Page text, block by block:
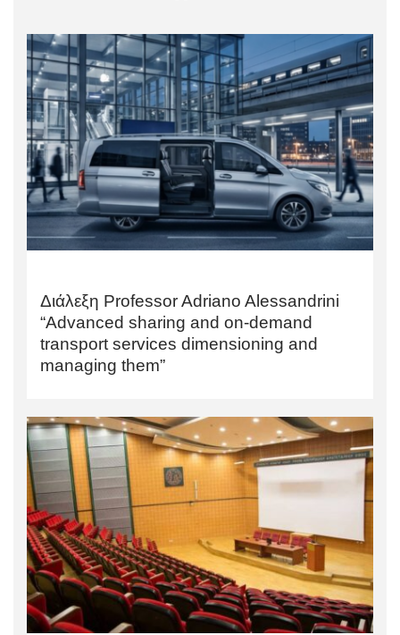
Διάλεξη Professor Adriano Alessandrini
“Advanced sharing and on-demand
transport services dimensioning and
managing them”